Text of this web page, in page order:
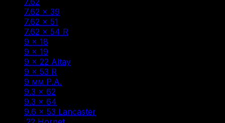
7.62 × 39
7.62 × 51
7.62 × 54 R
9 × 18
9 × 19
9 × 22 Altay
9 × 53 R
9 мм Р.А.
9.3 × 62
9.3 × 64
9.6 × 53 Lancaster